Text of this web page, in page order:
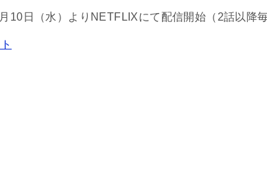
10日（水）よりNETFLIXにて配信開始（2話以降